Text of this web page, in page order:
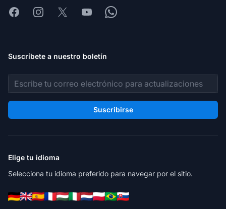
FacebookInstagram
X YoutubeWhatsapp
Suscríbete a nuestro boletín
Dirección de correo electrónico
Suscribirse
Elige tu idioma
Selecciona tu idioma preferido para navegar por el sitio.